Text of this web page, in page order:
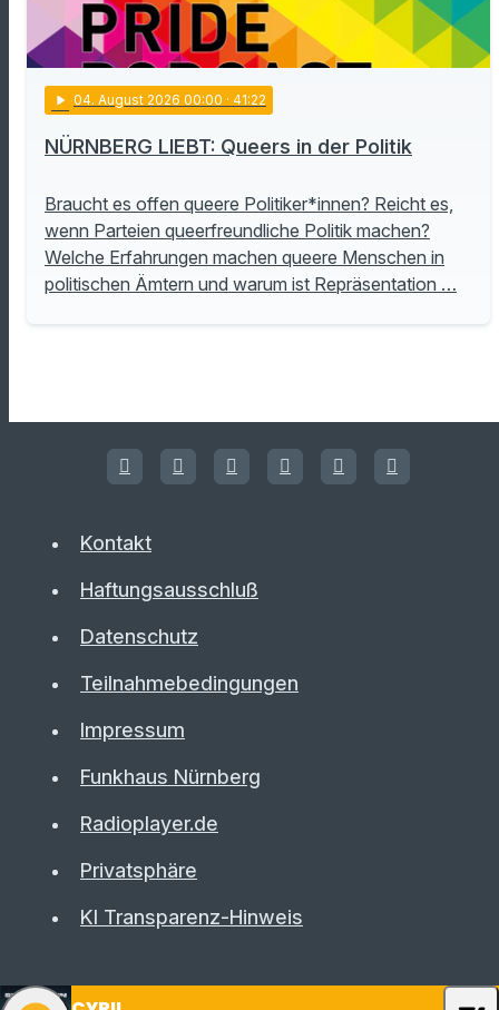
play_arrow 04. August 2026 00:00 · 41:22
NÜRNBERG LIEBT: Queers in der Politik
Braucht es offen queere Politiker*innen? Reicht es,
wenn Parteien queerfreundliche Politik machen?
Welche Erfahrungen machen queere Menschen in
politischen Ämtern und warum ist Repräsentation …
Kontakt
Haftungsausschluß
Datenschutz
Teilnahmebedingungen
Impressum
Funkhaus Nürnberg
Radioplayer.de
Privatsphäre
KI Transparenz-Hinweis